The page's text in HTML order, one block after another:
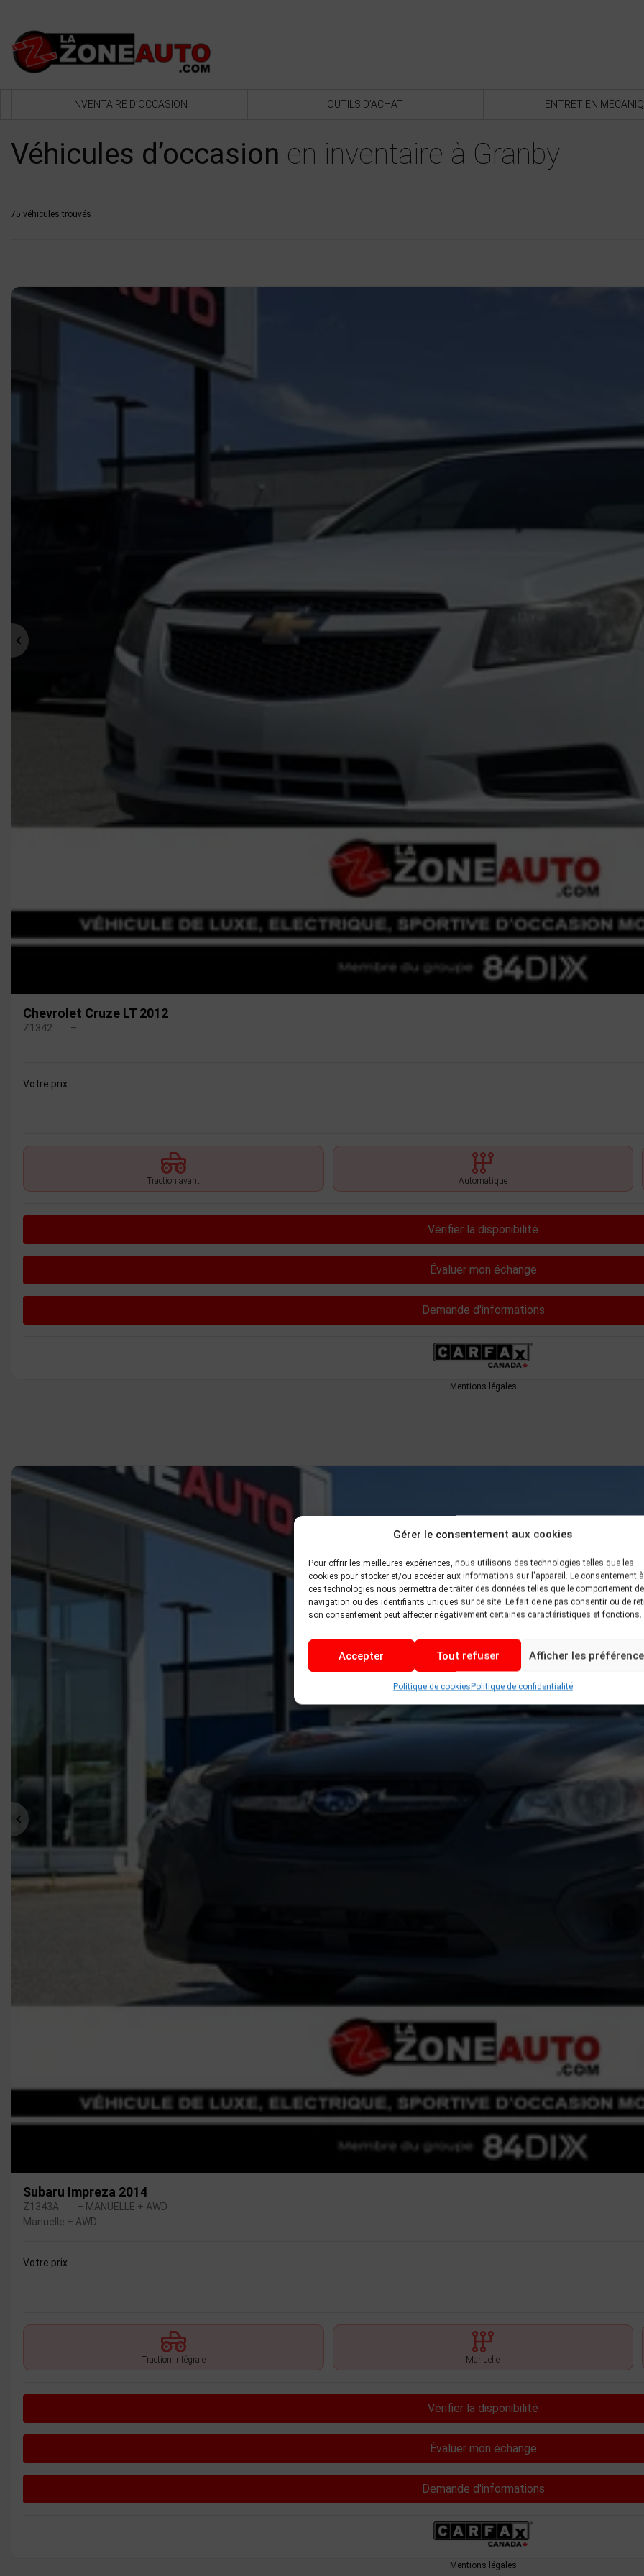
Gérer le consentement aux cookies
Pour offrir les meilleures expériences, nous utilisons des technologies telles que les
cookies pour stocker et/ou accéder aux informations sur l'appareil. Le consentement à
ces technologies nous permettra de traiter des données telles que le comportement de
navigation ou des identifiants uniques sur ce site. Le fait de ne pas consentir ou de
son consentement peut affecter négativement certaines caractéristiques et fonctions.
Accepter Tout refuser Afficher les
Politique de cookiesPolitique de confidentialité
INVENTAIRE D’OCCASION OUTILS D’ACHAT ENTRETIEN
Véhicules d’occasion en inventaire à Granby
75 véhicules trouvés
Précédent
Chevrolet Cruze LT 2012
Z1342 –
Votre prix
Traction avant Automatique
Vérifier la disponibilité
Évaluer mon échange
Demande d'informations
Mentions légales
Précédent
Subaru Impreza 2014
Z1343A
– MANUELLE + AWD
Manuelle + AWD
Votre prix
Traction intégrale Manuelle
Vérifier la disponibilité
Évaluer mon échange
Demande d'informations
Mentions légales